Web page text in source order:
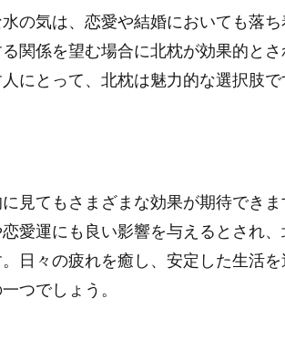
の気は、恋愛や結婚においても落
関係を望む場合に北枕が効果的と
にとって、北枕は魅力的な選択肢で
見てもさまざまな効果が期待でき
愛運にも良い影響を与えるとされ
日々の疲れを癒し、安定した生活
つでしょう。